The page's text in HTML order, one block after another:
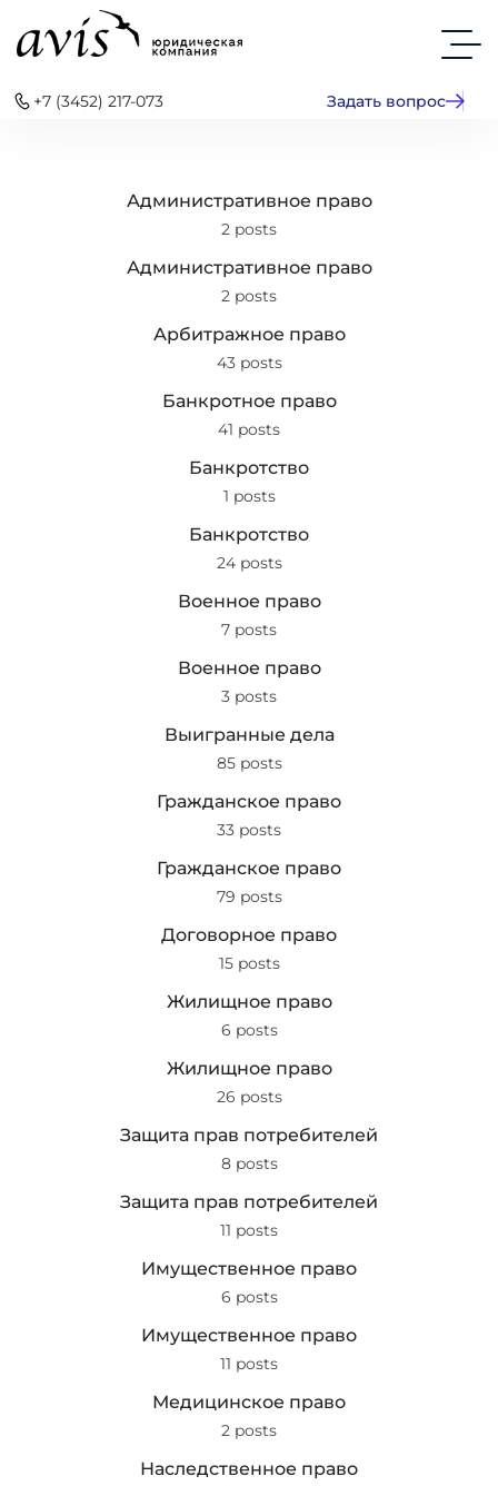
+7 (3452) 217-073 Задать вопрос
Административное право
2 posts
Административное право
2 posts
Арбитражное право
43 posts
Банкротное право
41 posts
Банкротство
1 posts
Банкротство
24 posts
Военное право
7 posts
Военное право
3 posts
Выигранные дела
85 posts
Гражданское право
33 posts
Гражданское право
79 posts
Договорное право
15 posts
Жилищное право
6 posts
Жилищное право
26 posts
Защита прав потребителей
8 posts
Защита прав потребителей
11 posts
Имущественное право
6 posts
Имущественное право
11 posts
Медицинское право
2 posts
Наследственное право